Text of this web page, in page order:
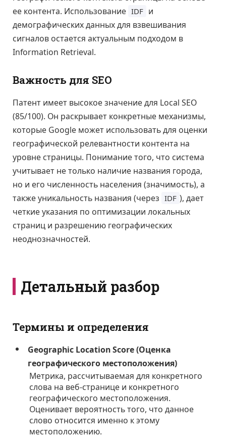
ее контента. Использование IDF и
демографических данных для взвешивания
сигналов остается актуальным подходом в
Information Retrieval.
Важность для SEO
Патент имеет высокое значение для Local SEO
(85/100). Он раскрывает конкретные механизмы,
которые Google может использовать для оценки
географической релевантности контента на
уровне страницы. Понимание того, что система
учитывает не только наличие названия города,
но и его численность населения (значимость), а
также уникальность названия (через IDF ), дает
четкие указания по оптимизации локальных
страниц и разрешению географических
неоднозначностей.
Детальный разбор
Термины и определения
Geographic Location Score (Оценка
географического местоположения)
Метрика, рассчитываемая для конкретного
слова на веб-странице и конкретного
географического местоположения.
Оценивает вероятность того, что данное
слово относится именно к этому
местоположению.